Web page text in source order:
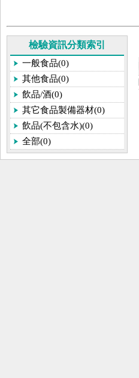
檢驗資訊分類索引
一般食品(0)
其他食品(0)
飲品/酒(0)
其它食品製備器材(0)
飲品(不包含水)(0)
全部(0)